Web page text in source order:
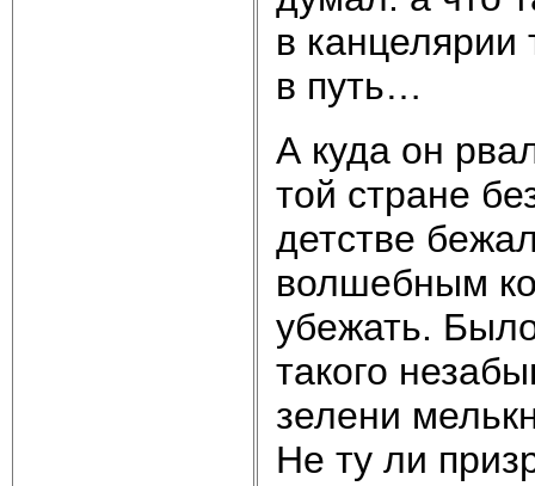
в канцелярии
в путь…
А куда он
той стране
детстве
волшебным
убежать.
такого
зелени
Не ту ли